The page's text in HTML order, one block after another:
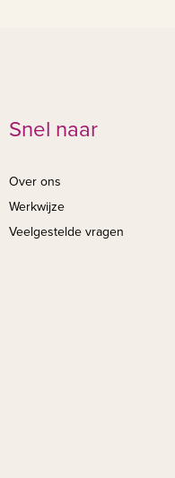
Snel naar
Over ons
Werkwijze
Veelgestelde vragen